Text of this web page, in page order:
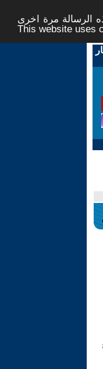
الرسالة مرة اخرى -
This website uses